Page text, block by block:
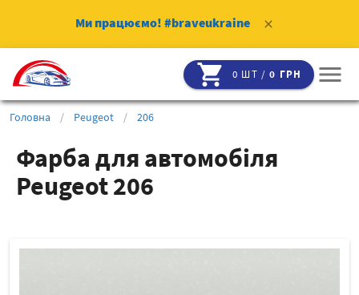
Ми працюємо! #braveukraine clear
shopping_cart 0 ШТ /0 ГРН menu
Головна / Peugeot / 206
Фарба для автомобіля
Peugeot 206